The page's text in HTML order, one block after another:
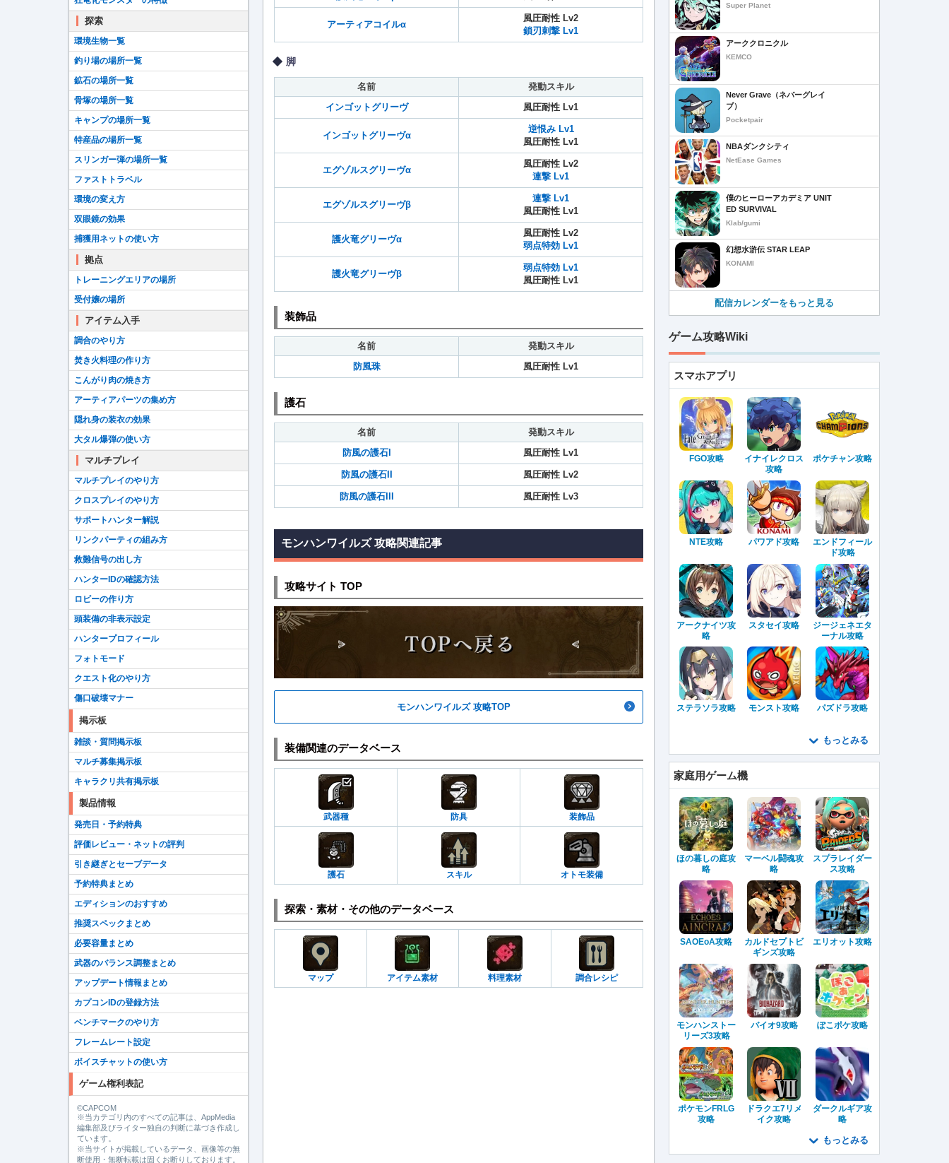
アーティアコイルα
風圧耐性 Lv2
鎖刃刺撃 Lv1
脚
名前
発動スキル
インゴットグリーヴ
風圧耐性 Lv1
インゴットグリーヴα
逆恨み Lv1
風圧耐性 Lv1
エグゾルスグリーヴα
風圧耐性 Lv2
連撃 Lv1
エグゾルスグリーヴβ
連撃 Lv1
風圧耐性 Lv1
護火竜グリーヴα
風圧耐性 Lv2
弱点特効 Lv1
護火竜グリーヴβ
弱点特効 Lv1
風圧耐性 Lv1
装飾品
名前
発動スキル
防風珠
風圧耐性 Lv1
護石
名前
発動スキル
防風の護石I
風圧耐性 Lv1
防風の護石II 風圧耐性 Lv2
防風の護石III 風圧耐性 Lv3
モンハンワイルズ 攻略関連記事
攻略サイト TOP
モンハンワイルズ 攻略TOP
装備関連のデータベース
武器種 防具 装飾品
護石 スキル オトモ装備
探索・素材・その他のデータベース
マップ アイテム素材 料理素材 調合レシピ
探索
環境生物一覧
釣り場の場所一覧
鉱石の場所一覧
骨塚の場所一覧
キャンプの場所一覧
特産品の場所一覧
スリンガー弾の場所一覧
ファストトラベル
環境の変え方
双眼鏡の効果
捕獲用ネットの使い方
拠点
トレーニングエリアの場所
受付嬢の場所
アイテム入手
調合のやり方
焚き火料理の作り方
こんがり肉の焼き方
アーティアパーツの集め方
隠れ身の装衣の効果
大タル爆弾の使い方
マルチプレイ
マルチプレイのやり方
クロスプレイのやり方
サポートハンター解説
リンクパーティの組み方
救難信号の出し方
ハンターIDの確認方法
ロビーの作り方
頭装備の非表示設定
ハンタープロフィール
フォトモード
クエスト化のやり方
傷口破壊マナー
掲示板
雑談・質問掲示板
マルチ募集掲示板
キャラクリ共有掲示板
製品情報
発売日・予約特典
評価レビュー・ネットの評判
引き継ぎとセーブデータ
予約特典まとめ
エディションのおすすめ
推奨スペックまとめ
必要容量まとめ
武器のバランス調整まとめ
アップデート情報まとめ
カプコンIDの登録方法
ベンチマークのやり方
フレームレート設定
ボイスチャットの使い方
ゲーム権利表記
©CAPCOM
※当カテゴリ内のすべての記事は、AppMedia
編集部及びライター独自の判断に基づき作成し
ています。
※当サイトが掲載しているデータ、画像等の無
断使用・無断転載は固くお断りしております。
Super Planet
アーククロニクル
KEMCO
Never Grave（ネバーグレイ
ブ）
Pocketpair
NBAダンクシティ
NetEase Games
僕のヒーローアカデミア UNIT
ED SURVIVAL
Klab/gumi
幻想水滸伝 STAR LEAP
KONAMI
配信カレンダーをもっと見る
ゲーム攻略Wiki
スマホアプリ
FGO攻略
イナイレクロス
攻略
ポケチャン攻略
NTE攻略 パワアド攻略
エンドフィール
ド攻略
アークナイツ攻
略
スタセイ攻略
ジージェネエタ
ーナル攻略
ステラソラ攻略 モンスト攻略 パズドラ攻略
もっとみる
家庭用ゲーム機
ほの暮しの庭攻
略
マーベル闘魂攻
略
スプラレイダー
ス攻略
SAOEoA攻略
カルドセプトビ
ギンズ攻略
エリオット攻略
モンハンストー
リーズ3攻略
バイオ9攻略 ぽこポケ攻略
ポケモンFRLG
攻略
ドラクエ7リメ
イク攻略
ダークルギア攻
略
もっとみる